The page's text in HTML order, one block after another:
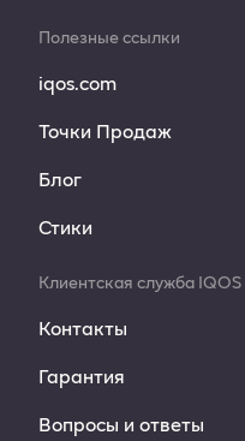
Полезные ссылки
iqos.com
Точки Продаж
Блог
Стики
Клиентская служба IQOS
Контакты
Гарантия
Вопросы и ответы